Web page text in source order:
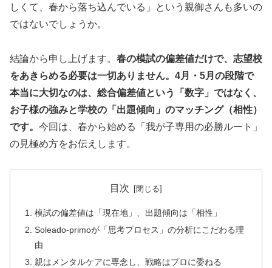
しくて、春から落ち込んでいる」という親御さんも多いの
ではないでしょうか。
結論から申し上げます。 春の模試の偏差値だけで、志望校
をあきらめる必要は一切ありません。4月・5月の段階で
本当に大切なのは、総合偏差値という「数字」ではなく、
お子様の強みと学校の「出題傾向」のマッチング（相性）
です。 今回は、春から始める「我が子専用の必勝ルート」
の見極め方をお伝えします。
目次
模試の偏差値は「現在地」、出題傾向は「相性」
Soleado-primoが「思考プロセス」の分析にこだわる理
由
親はメンタルケアに専念し、戦略はプロに委ねる